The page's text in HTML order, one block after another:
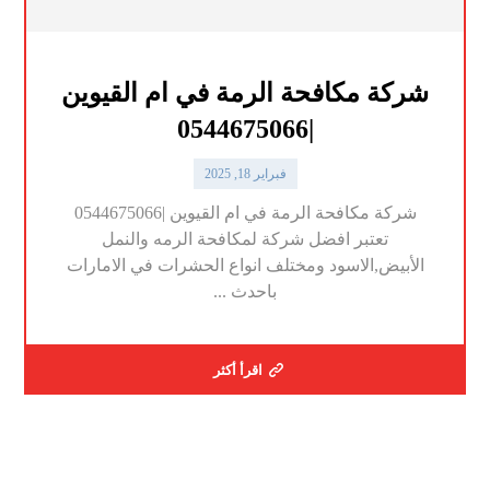
شركة مكافحة الرمة في ام القيوين
|0544675066
فبراير 18, 2025
شركة مكافحة الرمة في ام القيوين |0544675066
تعتبر افضل شركة لمكافحة الرمه والنمل
الأبيض,الاسود ومختلف انواع الحشرات في الامارات
باحدث ...
اقرأ أكثر